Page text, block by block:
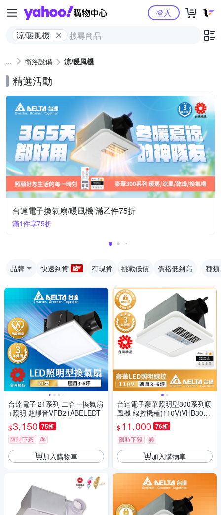
Yahoo購物中心
涼/暖風機
登入
衛浴設備 涼/暖風機
精選活動
台達電子換氣扇/暖風機 滿乙件75折
滿1件享75折
品牌 快速到貨 有現貨 挑戰低價 價格低到高 種類
台達電子 21系列 二合一換氣扇
+照明 超靜音VFB21ABELEDT
$3,150 75折
限時下殺 券
加入購物車
台達電子豪華照明型300系列暖
風機 線控機種(110V)VHB30AC
MT-BLED
$11,000 76折
限時下殺 券
加入購物車